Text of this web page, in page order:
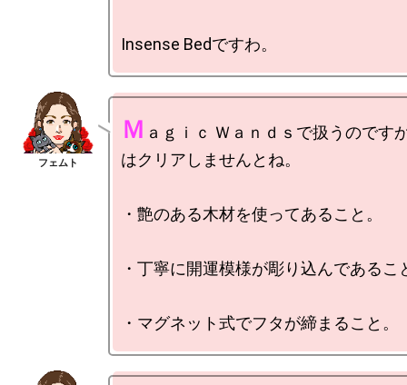
Ｍ ａｇｉｃ Ｗａｎｄｓで扱うのです
はクリアしませんとね。
・艶のある木材を使ってあること。
・丁寧に開運模様が彫り込んであるこ